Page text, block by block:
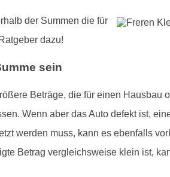
der Summen die für
dazu!
sein
Beträge, die für einen Hausbau
Wenn aber das Auto defekt ist,
werden muss, kann es ebenfalls
Betrag vergleichsweise klein ist,